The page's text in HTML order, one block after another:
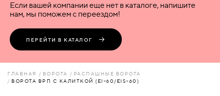
ПЕРЕГОРОДКИ
Если вашей компании еще нет в каталоге, напишите
нам, мы поможем с переездом!
ПЕРЕЙТИ В КАТАЛОГ
ГЛАВНАЯ ВОРОТА
РАСПАШНЫЕ ВОРОТА
ВОРОТА ВРП С КАЛИТКОЙ (EI-60/EIS-60)